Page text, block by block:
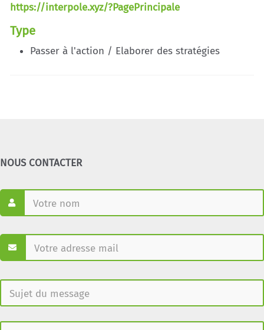
https://interpole.xyz/?PagePrincipale
Type
Passer à l'action / Elaborer des stratégies
NOUS CONTACTER